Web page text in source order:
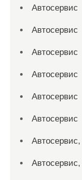
Автосервис
Автосервис
Автосервис
Автосервис
Автосервис
Автосервис